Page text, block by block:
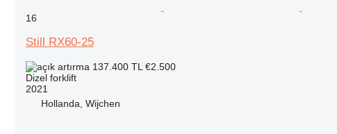
16
Still RX60-25
137.400 TL €2.500
Dizel forklift
2021
Hollanda, Wijchen